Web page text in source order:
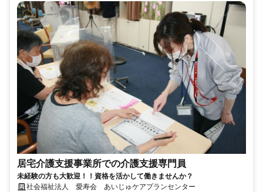
居宅介護支援事業所での介護支援専門員
未経験の方も大歓迎！！資格を活かして働きませんか？
社会福祉法人 愛寿会 あいじゅケアプランセンター